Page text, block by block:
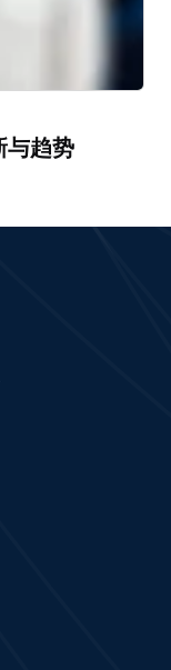
与趋势